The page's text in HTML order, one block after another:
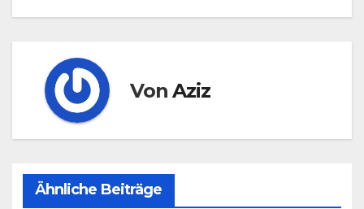
VonAziz
Ähnliche Beiträge